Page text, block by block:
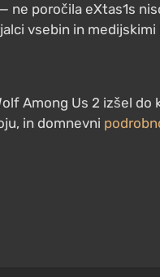
poročila eXtas1s
vsebin in
Among Us 2 izšel do
in domnevni